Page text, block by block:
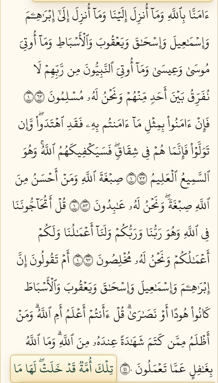
ءَامَنَّا بِٱللَّهِ وَمَآ أُنزِلَ إِلَيۡنَا وَمَآ أُنزِلَ إِلَىٰٓ إِبۡرَٰهِـۧمَ
وَإِسۡمَٰعِيلَ وَإِسۡحَٰقَ وَيَعۡقُوبَ وَٱلۡأَسۡبَاطِ وَمَآ أُوتِيَ
مُوسَىٰ وَعِيسَىٰ وَمَآ أُوتِيَ ٱلنَّبِيُّونَ مِن رَّبِّهِمۡ لَا
نُفَرِّقُ بَيۡنَ أَحَدٖ مِّنۡهُمۡ وَنَحۡنُ لَهُۥ مُسۡلِمُونَ ١٣٦
فَإِنۡ ءَامَنُواْ بِمِثۡلِ مَآ ءَامَنتُم بِهِۦ فَقَدِ ٱهۡتَدَواْۖ وَّإِن
تَوَلَّوۡاْ فَإِنَّمَا هُمۡ فِي شِقَاقٖۖ فَسَيَكۡفِيكَهُمُ ٱللَّهُۚ وَهُوَ
ٱلسَّمِيعُ ٱلۡعَلِيمُ ١٣٧
صِبۡغَةَ ٱللَّهِ وَمَنۡ أَحۡسَنُ مِنَ
ٱللَّهِ صِبۡغَةٗۖ وَنَحۡنُ لَهُۥ عَٰبِدُونَ ١٣٨
قُلۡ أَتُحَآجُّونَنَا
فِي ٱللَّهِ وَهُوَ رَبُّنَا وَرَبُّكُمۡ وَلَنَآ أَعۡمَٰلُنَا وَلَكُمۡ
أَعۡمَٰلُكُمۡ وَنَحۡنُ لَهُۥ مُخۡلِصُونَ ١٣٩
أَمۡ تَقُولُونَ إِنَّ
إِبۡرَٰهِـۧمَ وَإِسۡمَٰعِيلَ وَإِسۡحَٰقَ وَيَعۡقُوبَ وَٱلۡأَسۡبَاطَ
كَانُواْ هُودًا أَوۡ نَصَٰرَىٰۗ قُلۡ ءَأَنتُمۡ أَعۡلَمُ أَمِ ٱللَّهُۗ وَمَنۡ
أَظۡلَمُ مِمَّن كَتَمَ شَهَٰدَةً عِندَهُۥ مِنَ ٱللَّهِۗ وَمَا ٱللَّهُ
بِغَٰفِلٍ عَمَّا تَعۡمَلُونَ ١٤٠
تِلۡكَ أُمَّةٞ قَدۡ خَلَتۡۖ لَهَا مَا